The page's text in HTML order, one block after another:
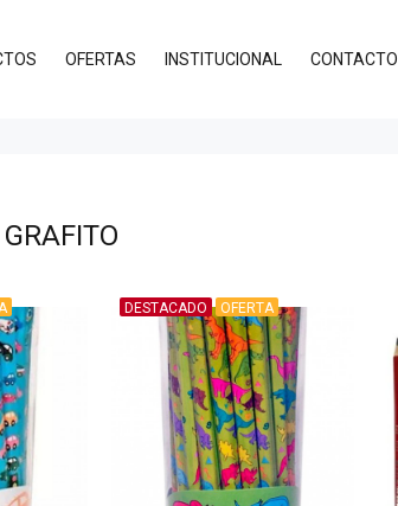
OFERTAS INSTITUCIONAL CONTACTO
DESTACADO OFERTA